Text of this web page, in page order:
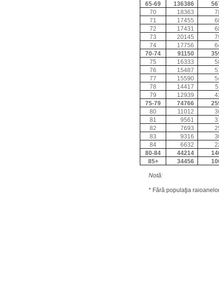
65-69
136386
70
18363
71
17455
72
17431
73
20145
74
17756
70-74
91150
75
16333
76
15487
77
15590
78
14417
79
12939
75-79
74766
80
11012
81
9561
82
7693
83
9316
84
6632
80-84
44214
85+
34456
Notă:
* Fără populaţia